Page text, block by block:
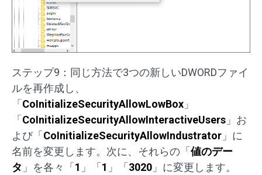
ステップ9：同じ方法で3つの新しいDWORDファイ
ルを再作成し、
「 CoInitializeSecurityAllowLowBox 」
「 CoInitializeSecurityAllowInteractiveUsers 」お
よび「 CoInitializeSecurityAllowIndustrator 」に
名前を変更します。次に、それらの「 値のデー
タ 」を各々「 1 」「 1 」「 3020 」に変更します。